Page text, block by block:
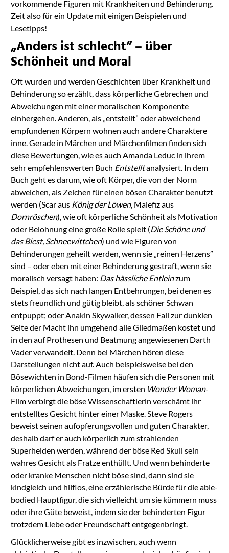
vorkommende Figuren mit Krankheiten und Behinderung.
Zeit also für ein Update mit einigen Beispielen und
Lesetipps!
„Anders ist schlecht” – über
Schönheit und Moral
Oft wurden und werden Geschichten über Krankheit und
Behinderung so erzählt, dass körperliche Gebrechen und
Abweichungen mit einer moralischen Komponente
einhergehen. Anderen, als „entstellt” oder abweichend
empfundenen Körpern wohnen auch andere Charaktere
inne. Gerade in Märchen und Märchenfilmen finden sich
diese Bewertungen, wie es auch Amanda Leduc in ihrem
sehr empfehlenswerten Buch Entstelltanalysiert. In dem
Buch geht es darum, wie oft Körper, die von der Norm
abweichen, als Zeichen für einen bösen Charakter benutzt
werden (Scar aus König der Löwen, Malefiz aus
Dornröschen), wie oft körperliche Schönheit als Motivation
oder Belohnung eine große Rolle spielt (Die Schöne und
das Biest, Schneewittchen) und wie Figuren von
Behinderungen geheilt werden, wenn sie „reinen Herzens”
sind – oder eben mit einer Behinderung gestraft, wenn sie
moralisch versagt haben: Das hässliche Entleinzum
Beispiel, das sich nach langen Entbehrungen, bei denen es
stets freundlich und gütig bleibt, als schöner Schwan
entpuppt; oder Anakin Skywalker, dessen Fall zur dunklen
Seite der Macht ihn umgehend alle Gliedmaßen kostet und
in den auf Prothesen und Beatmung angewiesenen Darth
Vader verwandelt. Denn bei Märchen hören diese
Darstellungen nicht auf. Auch beispielsweise bei den
Bösewichten in Bond-Filmen häufen sich die Personen mit
körperlichen Abweichungen, im ersten Wonder Woman-
Film verbirgt die böse Wissenschaftlerin verschämt ihr
entstelltes Gesicht hinter einer Maske. Steve Rogers
beweist seinen aufopferungsvollen und guten Charakter,
deshalb darf er auch körperlich zum strahlenden
Superhelden werden, während der böse Red Skull sein
wahres Gesicht als Fratze enthüllt. Und wenn behinderte
oder kranke Menschen nicht böse sind, dann sind sie
kindgleich und hilflos, eine erzählerische Bürde für die able-
bodied Hauptfigur, die sich vielleicht um sie kümmern muss
oder ihre Güte beweist, indem sie der behinderten Figur
trotzdem Liebe oder Freundschaft entgegenbringt.
Glücklicherweise gibt es inzwischen, auch wenn